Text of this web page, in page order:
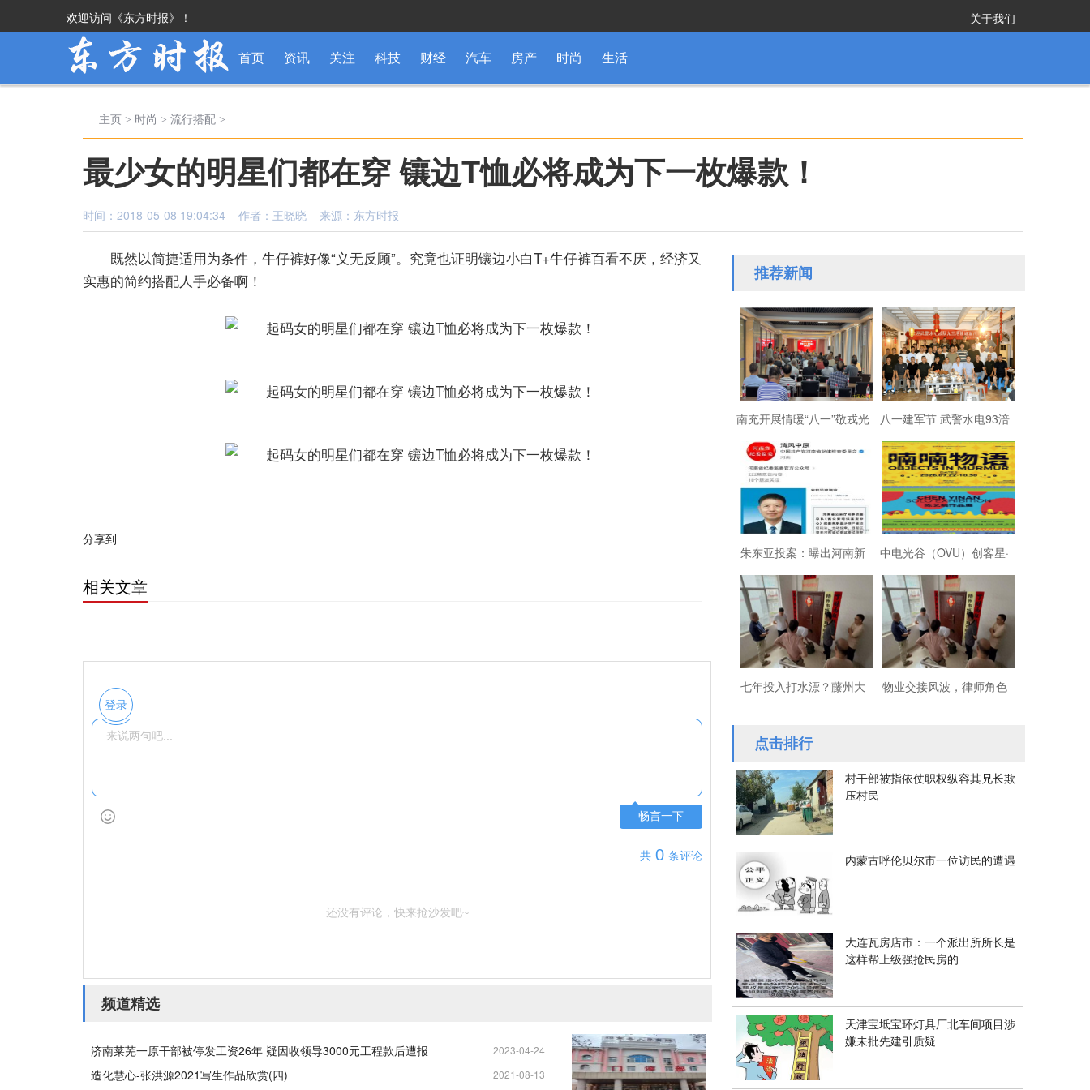
欢迎访问《东方时报》！ 关于我们
首页 资讯 关注 科技 财经 汽车 房产 时尚 生活
主页 > 时尚 > 流行搭配 >
最少女的明星们都在穿 镶边T恤必将成为下一枚爆款！
时间：2018-05-08 19:04:34 作者：王晓晓 来源：东方时报
既然以简捷适用为条件，牛仔裤好像“义无反顾”。究竟也证明镶边小白T+牛仔裤百看不厌，经济又
实惠的简约搭配人手必备啊！
分享到
相关文章
登录
畅言一下
共 0 条评论
还没有评论，快来抢沙发吧~
频道精选
济南莱芜一原干部被停发工资26年 疑因收领导3000元工程款后遭报
2023-04-24
11:25:04
造化慧心-张洪源2021写生作品欣赏(四) 2021-08-13
推荐新闻
南充开展情暖“八一”敬戎光
·拥军助老进社区慰问活动
八一建军节 武警水电93涪
陵战友欢聚磐石玉寨赓续
军旅初心
朱东亚投案：曝出河南新
乡顶着35项违法行为“远洋
捕捞”港商
中电光谷（OVU）创客星·
成都芯谷人工智能OPC社
区“芯创社”正
七年投入打水漂？藤州大 物业交接风波，律师角色
点击排行
村干部被指依仗职权纵容其兄长欺
压村民
内蒙古呼伦贝尔市一位访民的遭遇
大连瓦房店市：一个派出所所长是
这样帮上级强抢民房的
天津宝坻宝环灯具厂北车间项目涉
嫌未批先建引质疑